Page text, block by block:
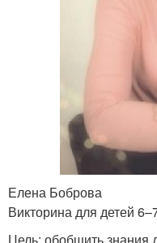
Елена Боброва
Викторина для детей
Цель: обобщить знания